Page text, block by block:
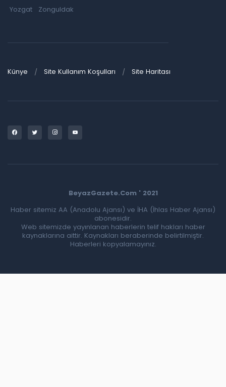
Yozgat
Zonguldak
Künye Site Kullanım Koşulları Site Haritası
BeyazGazete.Com ' 2021
Haber sitemiz AA (Anadolu Ajansı) ve İHA (İhlas Haber Ajansı)
abonesidir.
Web sitemizde yayınlanan haberlerin telif hakları haber
kaynaklarına aittir. Kaynakları beraberinde belirtilmiştir.
Haberleri kopyalamayınız.